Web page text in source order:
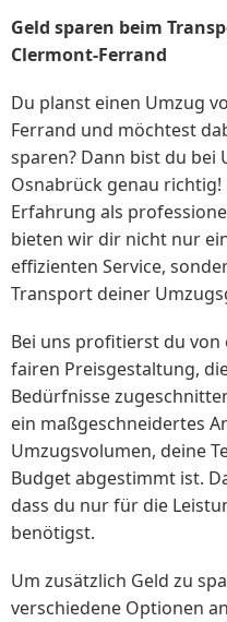
Geld sparen beim
Clermont-Ferrand
Du planst einen Umzug
Ferrand und möchtest
sparen? Dann bist du bei
Osnabrück genau
Erfahrung als
bieten wir dir nicht nur
effizienten Service,
Transport deiner
Bei uns profitierst du
fairen Preisgestaltung,
Bedürfnisse
ein maßgeschneidertes
Umzugsvolumen, deine
Budget abgestimmt ist.
dass du nur für die
benötigst.
Um zusätzlich Geld zu
verschiedene Optionen